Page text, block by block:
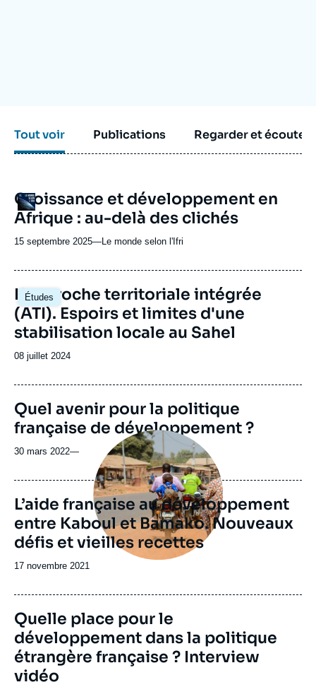
Tout voir Publications Regarder et écouter
Logo
URL
de
Spotify
Croissance et développement en
Afrique : au-delà des clichés
15 septembre 2025—Nom
journal,
ou
émission
Le monde selon l'Ifri
Études
Image
principale
L'approche territoriale intégrée
(ATI). Espoirs et limites d'une
stabilisation locale au Sahel
Date
publication
08 juillet 2024
Quel avenir pour la politique
française de développement ?
30 mars 2022—
Image
principale
L’aide française au développement
entre Kaboul et Bamako. Nouveaux
défis et vieilles recettes
Date
publication
17 novembre 2021
Quelle place pour le
développement dans la politique
étrangère française ? Interview
vidéo